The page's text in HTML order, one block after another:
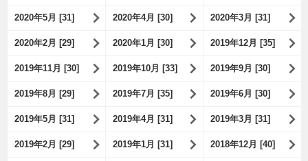
2020年5月 [31] 2020年4月 [30] 2020年3月 [31]
2020年2月 [29] 2020年1月 [30] 2019年12月 [35]
2019年11月 [30] 2019年10月 [33] 2019年9月 [30]
2019年8月 [29] 2019年7月 [35] 2019年6月 [30]
2019年5月 [31] 2019年4月 [31] 2019年3月 [31]
2019年2月 [29] 2019年1月 [31] 2018年12月 [40]